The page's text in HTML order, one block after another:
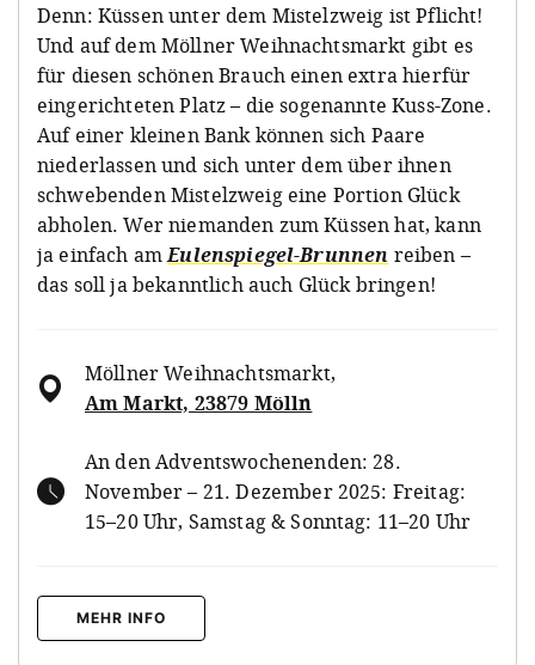
Denn: Küssen unter dem Mistelzweig ist Pflicht!
Und auf dem Möllner Weihnachtsmarkt gibt es
für diesen schönen Brauch einen extra hierfür
eingerichteten Platz – die sogenannte Kuss-Zone.
Auf einer kleinen Bank können sich Paare
niederlassen und sich unter dem über ihnen
schwebenden Mistelzweig eine Portion Glück
abholen. Wer niemanden zum Küssen hat, kann
ja einfach amEulenspiegel-Brunnen reiben –
das soll ja bekanntlich auch Glück bringen!
Möllner Weihnachtsmarkt,
Am Markt, 23879 Mölln
An den Adventswochenenden: 28.
November – 21. Dezember 2025: Freitag:
15–20 Uhr, Samstag & Sonntag: 11–20 Uhr
MEHR INFO